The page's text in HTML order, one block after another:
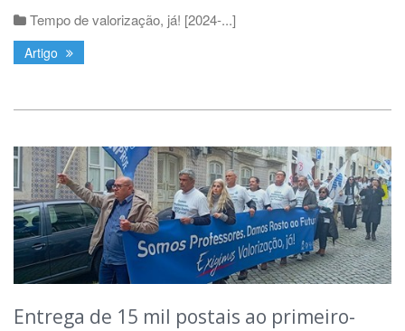
Tempo de valorização, já! [2024-...]
Artigo
Entrega de 15 mil postais ao primeiro-